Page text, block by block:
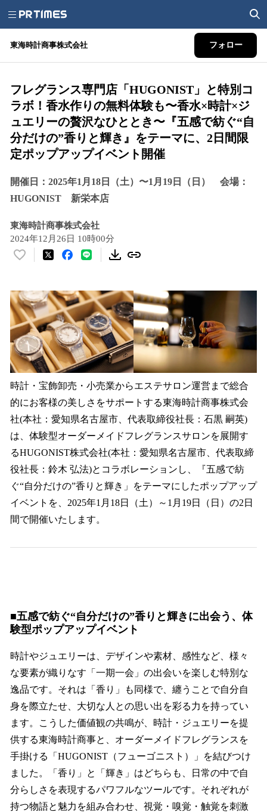
東海時計商事株式会社 フォロー
フレグランス専門店「HUGONIST」と特別コ
ラボ！香水作りの無料体験も〜香水×時計×ジ
ュエリーの贅沢なひととき〜『五感で紡ぐ“自
分だけの”香りと輝き』をテーマに、2日間限
定ポップアップイベント開催
開催日：2025年1月18日（土）〜1月19日（日） 会場：
HUGONIST 新栄本店
東海時計商事株式会社
2024年12月26日 10時00分
い
！
数
を
読
み
込
み
中
で
時計・宝飾卸売・小売業からエステサロン運営まで総合
的にお客様の美しさをサポートする東海時計商事株式会
社(本社：愛知県名古屋市、代表取締役社長：石黒 嗣英)
は、体験型オーダーメイドフレグランスサロンを展開す
るHUGONIST株式会社(本社：愛知県名古屋市、代表取締
役社長：鈴木 弘法)とコラボレーションし、『五感で紡
ぐ“自分だけの”香りと輝き」をテーマにしたポップアップ
イベントを、2025年1月18日（土）～1月19日（日）の2日
間で開催いたします。
■五感で紡ぐ“自分だけの”香りと輝きに出会う、体
験型ポップアップイベント
時計やジュエリーは、デザインや素材、感性など、様々
な要素が織りなす「一期一会」の出会いを楽しむ特別な
逸品です。それは「香り」も同様で、纏うことで自分自
身を際立たせ、大切な人との思い出を彩る力を持ってい
ます。こうした価値観の共鳴が、時計・ジュエリーを提
供する東海時計商事と、オーダーメイドフレグランスを
手掛ける「HUGONIST（フューゴニスト）」を結びつけ
ました。「香り」と「輝き」はどちらも、日常の中で自
分らしさを表現するパワフルなツールです。それぞれが
持つ物語と魅力を組み合わせ、視覚・嗅覚・触覚を刺激